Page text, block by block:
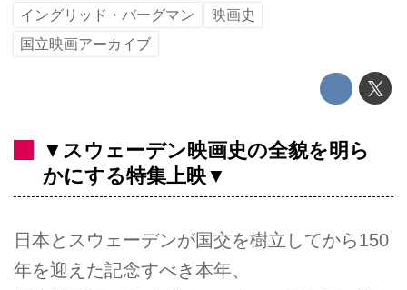
イングリッド・バーグマン
映画史
国立映画アーカイブ
▼スウェーデン映画史の全貌を明ら
かにする特集上映▼
日本とスウェーデンが国交を樹立してから150
年を迎えた記念すべき本年、